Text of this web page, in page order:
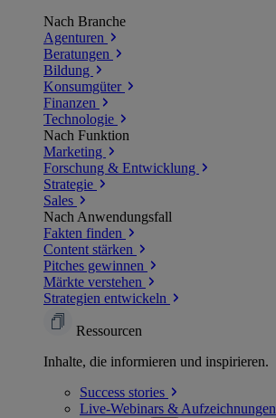
Nach Branche
Agenturen
Beratungen
Bildung
Konsumgüter
Finanzen
Technologie
Nach Funktion
Marketing
Forschung & Entwicklung
Strategie
Sales
Nach Anwendungsfall
Fakten finden
Content stärken
Pitches gewinnen
Märkte verstehen
Strategien entwickeln
Ressourcen
Inhalte, die informieren und inspirieren.
Success stories
Live-Webinars & Aufzeichnungen